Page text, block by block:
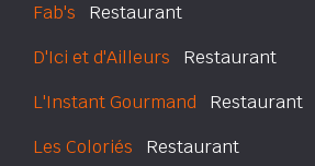
Fab's Restaurant
D'Ici et d'Ailleurs Restaurant
L'Instant Gourmand Restaurant
Les Coloriés Restaurant